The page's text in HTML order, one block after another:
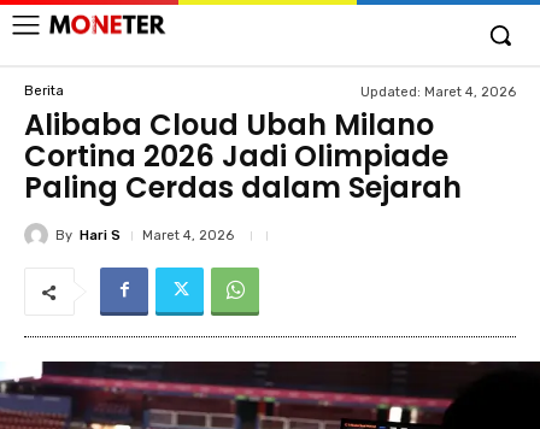
Berita Updated: Maret 4, 2026
Alibaba Cloud Ubah Milano
Cortina 2026 Jadi Olimpiade
Paling Cerdas dalam Sejarah
By Hari S Maret 4, 2026